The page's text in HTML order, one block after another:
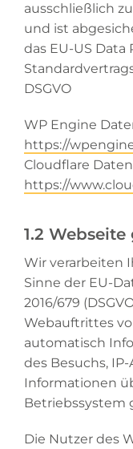
ausschließlich
und ist
das EU-US Data
DSGVO
WP Engine
https://
Cloudflare
https://
1.2
Wir verarbeiten
Sinne der EU-
2016/679
Webauftrittes
automatisch
des Besuchs,
Informationen
Betriebssystem
Die Nutzer des